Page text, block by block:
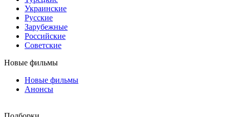
Украинские
Русские
Зарубежные
Российские
Советские
Новые фильмы
Новые фильмы
Анонсы